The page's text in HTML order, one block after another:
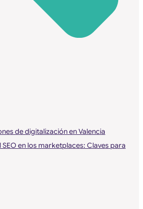
de digitalización en Valencia
en los marketplaces: Claves para